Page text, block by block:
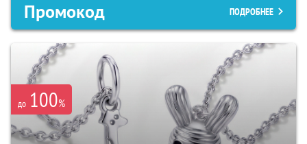
Промокод ПОДРОБНЕЕ
до 100%